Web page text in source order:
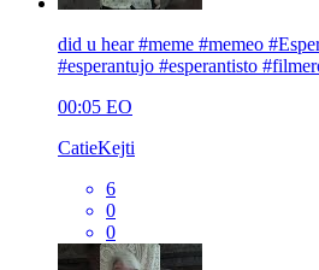
did u hear #meme #memeo
#esperantujo #esperantisto
00:05 EO
CatieKejti
6
0
0